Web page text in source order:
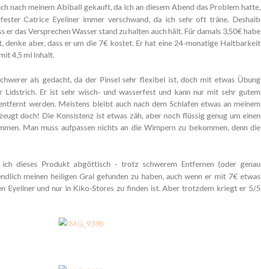
nach meinem Abiball gekauft, da ich an diesem Abend das Problem hatte,
Catrice Eyeliner immer verschwand, da ich sehr oft träne. Deshalb
er das Versprechen Wasser stand zu halten auch hält. Für damals 3,50€ habe
denke aber, dass er um die 7€ kostet. Er hat eine 24-monatige Haltbarkeit
4,5 ml Inhalt.
als gedacht, da der Pinsel sehr flexibel ist, doch mit etwas Übung
Lidstrich. Er ist sehr wisch- und wasserfest und kann nur mit sehr gutem
werden. Meistens bleibt auch nach dem Schlafen etwas an meinem
doch! Die Konsistenz ist etwas zäh, aber noch flüssig genug um einen
Man muss aufpassen nichts an die Wimpern zu bekommen, denn die
dieses Produkt abgöttisch - trotz schwerem Entfernen (oder genau
meinen heiligen Gral gefunden zu haben, auch wenn er mit 7€ etwas
Eyeliner und nur in Kiko-Stores zu finden ist. Aber trotzdem kriegt er 5/5